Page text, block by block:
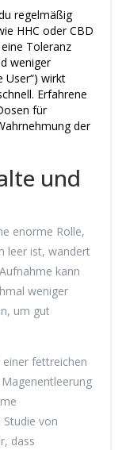
regelmäßig
HHC oder CBD
Toleranz
weniger
User“) wirkt
Erfahrene
für
der
und
enorme Rolle,
leer ist, wandert
kann
weniger
um gut
fettreichen
von
dass